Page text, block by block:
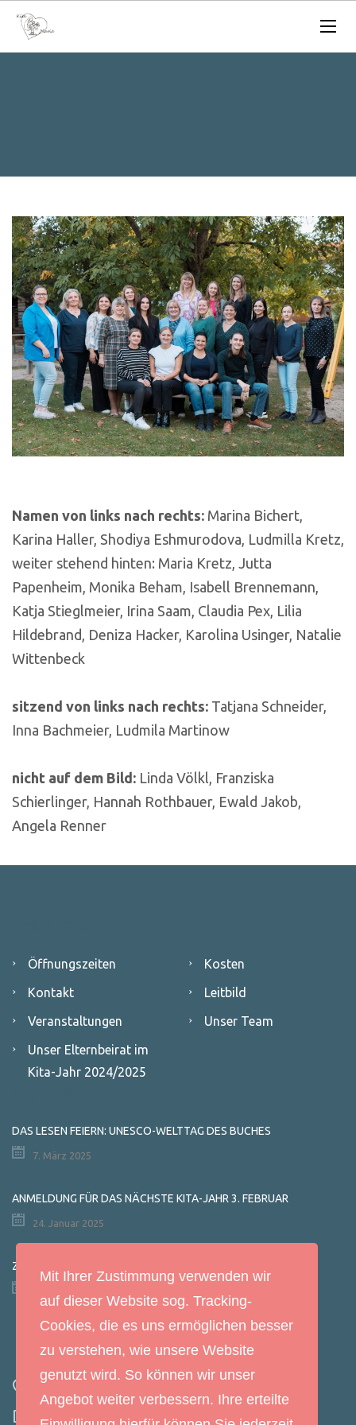
Namen von links nach rechts: Marina Bichert,
Karina Haller, Shodiya Eshmurodova, Ludmilla Kretz,
weiter stehend hinten: Maria Kretz, Jutta
Papenheim, Monika Beham, Isabell Brennemann,
Katja Stieglmeier, Irina Saam, Claudia Pex, Lilia
Hildebrand, Deniza Hacker, Karolina Usinger, Natalie
Wittenbeck
sitzend von links nach rechts: Tatjana Schneider,
Inna Bachmeier, Ludmila Martinow
nicht auf dem Bild: Linda Völkl, Franziska
Schierlinger, Hannah Rothbauer, Ewald Jakob,
Angela Renner
Öffnungszeiten
Kosten
Kontakt
Leitbild
Veranstaltungen
Unser Team
Unser Elternbeirat im
Kita-Jahr 2024/2025
DAS LESEN FEIERN: UNESCO-WELTTAG DES BUCHES
7. März 2025
ANMELDUNG FÜR DAS NÄCHSTE KITA-JAHR 3. FEBRUAR
24. Januar 2025
ZEITUNGSARTIKEL: „DAS KLEINE GESPENST“
Kontakt
Hauptstr. 78, 94563 Otzing
09931/1501
Mit Ihrer Zustimmung verwenden wir
auf dieser Website sog. Tracking-
Cookies, die es uns ermöglichen besser
zu verstehen, wie unsere Website
genutzt wird. So können wir unser
Angebot weiter verbessern. Ihre erteilte